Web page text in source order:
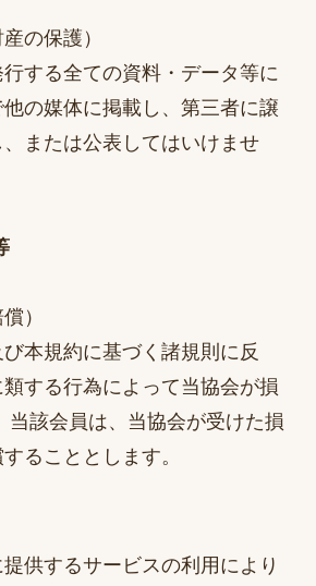
の保護）
する全ての資料・データ等に
の媒体に掲載し、第三者に譲
または公表してはいけませ
）
本規約に基づく諸規則に反
する行為によって当協会が損
当該会員は、当協会が受けた損
ることとします。
供するサービスの利用により